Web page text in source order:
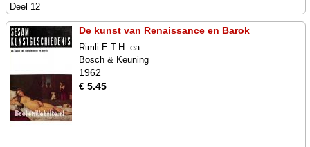
Deel 12
De kunst van Renaissance en Barok
Rimli E.T.H. ea
Bosch & Keuning
1962
€ 5.45